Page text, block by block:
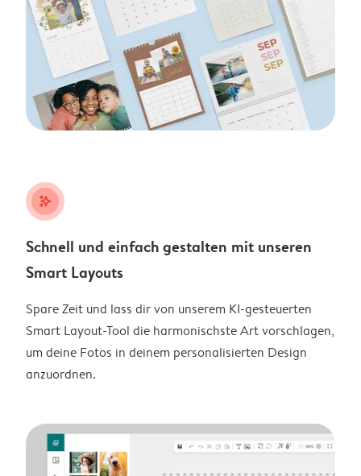
stars_plus
Schnell und einfach gestalten mit unseren
Smart Layouts
Spare Zeit und lass dir von unserem KI-gesteuerten
Smart Layout-Tool die harmonischste Art vorschlagen,
um deine Fotos in deinem personalisierten Design
anzuordnen.